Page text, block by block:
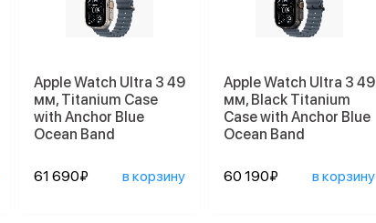
Apple Watch Ultra 3 49
мм, Titanium Case
with Anchor Blue
Ocean Band
61 690₽ в корзину
Apple Watch Ultra 3 49
мм, Black Titanium
Case with Anchor Blue
Ocean Band
60 190₽ в корзину